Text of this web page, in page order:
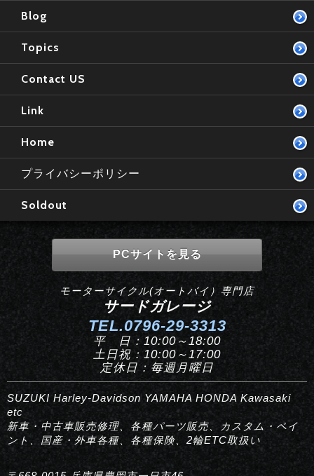
Blog
Topics
Contact US
Link
Home
プライバシーポリシー
Soldout
PCサイトを見る
モーターサイクル(オートバイ）専門店
サードガレージ
TEL.0796-29-3313
平 日：10:00～18:00
土日祝：10:00～17:00
定休日：毎週月曜日
SUZUKI Harley-Davidson YAMAHA HONDA Kawasaki
etc
新車・中古車販売修理、各種パーツ販売、カスタム・ペイ
ント、国産・外車各種、各種保険、2輪ETC取扱い